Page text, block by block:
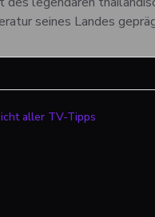
seines Landes
aller TV-Tipps